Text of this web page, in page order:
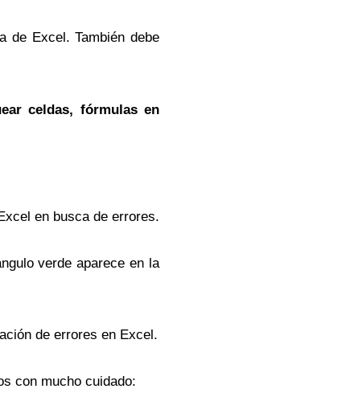
de Excel. También debe
celdas, fórmulas en
en busca de errores.
verde aparece en la
de errores en Excel.
con mucho cuidado: